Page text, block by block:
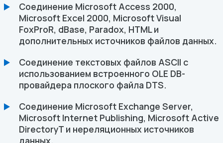
Соединение Microsoft Access 2000,
Microsoft Excel 2000, Microsoft Visual
FoxProR, dBase, Paradox, HTML и
дополнительных источников файлов данных.
Соединение текстовых файлов ASCII с
использованием встроенного OLE DB-
провайдера плоского файла DTS.
Соединение Microsoft Exchange Server,
Microsoft Internet Publishing, Microsoft Active
DirectoryT и нереляционных источников
данных.